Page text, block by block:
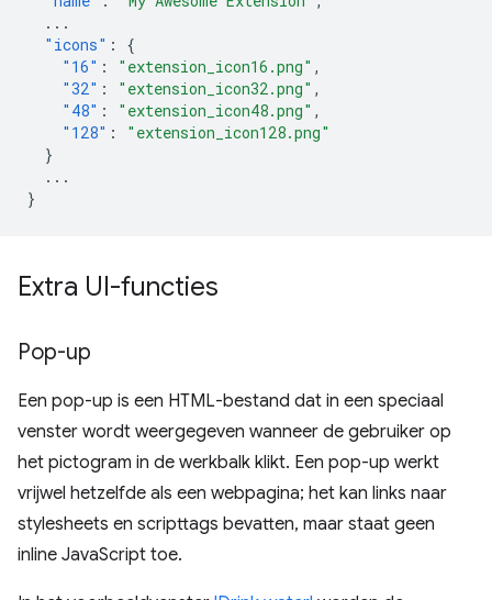
...
"icons" :
{
"16" : "extension_icon16.png" ,
"32" : "extension_icon32.png" ,
"48" : "extension_icon48.png" ,
"128" :
"extension_icon128.png"
}
...
}
Extra UI-functies
Pop-up
Een pop-up is een HTML-bestand dat in een speciaal
venster wordt weergegeven wanneer de gebruiker op
het pictogram in de werkbalk klikt. Een pop-up werkt
vrijwel hetzelfde als een webpagina; het kan links naar
stylesheets en scripttags bevatten, maar staat geen
inline JavaScript toe.